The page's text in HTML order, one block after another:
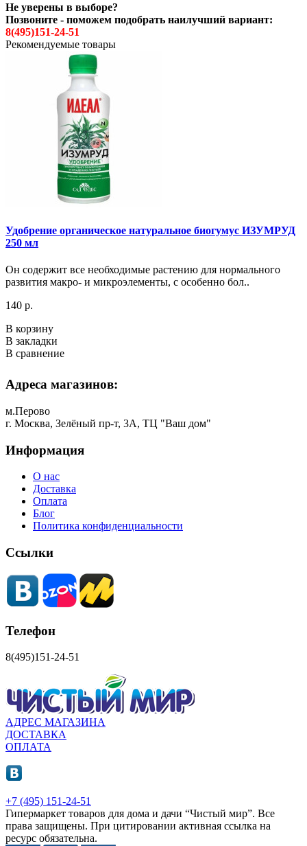
Не уверены в выборе?
Позвоните - поможем подобрать наилучший вариант:
8(495)151-24-51
Рекомендуемые товары
Удобрение органическое натуральное биогумус ИЗУМРУД
250 мл
Он содержит все необходимые растению для нормального
развития макро- и микроэлементы, с особенно бол..
140 р.
В корзину
В закладки
В сравнение
Адреса магазинов:
м.Перово
г. Москва, Зелёный пр-т, 3А, ТЦ "Ваш дом"
Информация
О нас
Доставка
Оплата
Блог
Политика конфиденциальности
Ссылки
Телефон
8(495)151-24-51
АДРЕС МАГАЗИНА
ДОСТАВКА
ОПЛАТА
+7 (495) 151-24-51
Гипермаркет товаров для дома и дачи “Чистый мир”. Все
права защищены. При цитировании активная ссылка на
ресурс обязательна.